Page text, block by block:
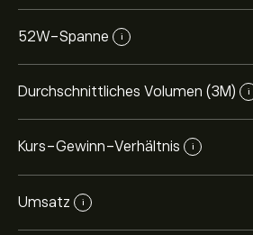
52W-Spanne i
Durchschnittliches Volumen (3M) i
Kurs-Gewinn-Verhältnis i
Umsatz i